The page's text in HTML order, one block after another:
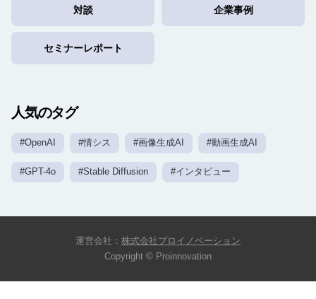
対談 企業事例
セミナーレポート
人気のタグ
#OpenAI #情シス #画像生成AI #動画生成AI
#GPT-4o #Stable Diffusion #インタビュー
運営会社： 株式会社プロイノベーション
Copyright © Proinnovation